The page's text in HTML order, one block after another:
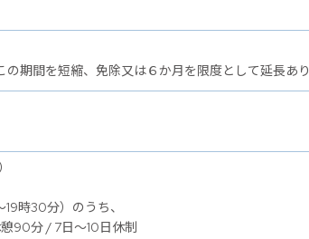
期間を短縮、免除又は６か月を限度として延長あり
時30分）のうち、
90分 / 7日～10日休制